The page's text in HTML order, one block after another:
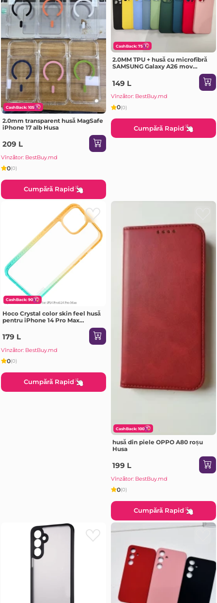
CashBack: 105
2.0mm transparent husă MagSafe
iPhone 17 alb Husa
209 L
Vînzător: BestBuy.md
0(0)
Cumpără Rapid
CashBack: 75
2.0MM TPU + husă cu microfibră
SAMSUNG Galaxy A26 mov
149 L
Vînzător: BestBuy.md
0(0)
Cumpără Rapid
CashBack: 90
Hoco Crystal color skin feel husă
pentru iPhone 14 Pro Max
179 L
Vînzător: BestBuy.md
0(0)
Cumpără Rapid
CashBack: 100
husă din piele OPPO A80 roșu
Husa
199 L
Vînzător: BestBuy.md
0(0)
Cumpără Rapid